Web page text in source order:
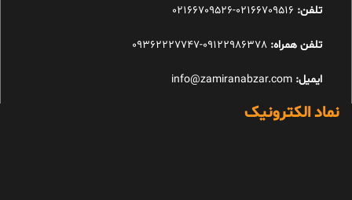
تلفن:
تلفن همراه: 09122986378-09362227747
ایمیل:
نماد الکترونیک